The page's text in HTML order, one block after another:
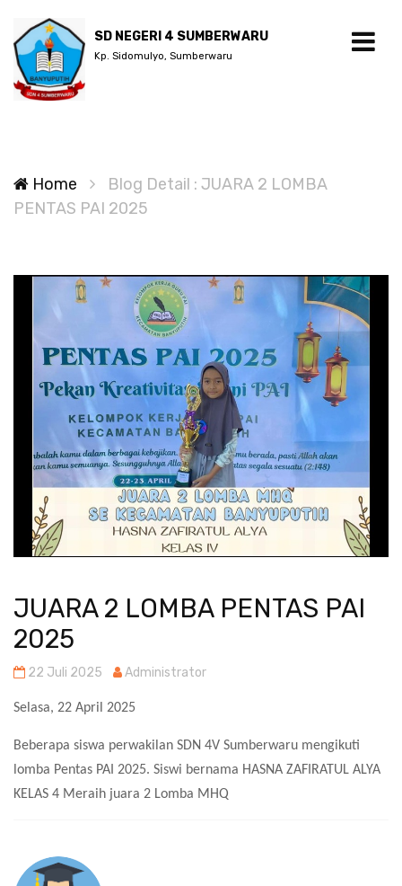
SD NEGERI 4 SUMBERWARU
Kp. Sidomulyo, Sumberwaru
Home
Blog Detail : JUARA 2 LOMBA
PENTAS PAI 2025
JUARA 2 LOMBA PENTAS PAI
2025
22 Juli 2025 Administrator
Selasa, 22 April 2025
Beberapa siswa perwakilan SDN 4V Sumberwaru mengikuti
lomba Pentas PAI 2025. Siswi bernama HASNA ZAFIRATUL ALYA
KELAS 4 Meraih juara 2 Lomba MHQ